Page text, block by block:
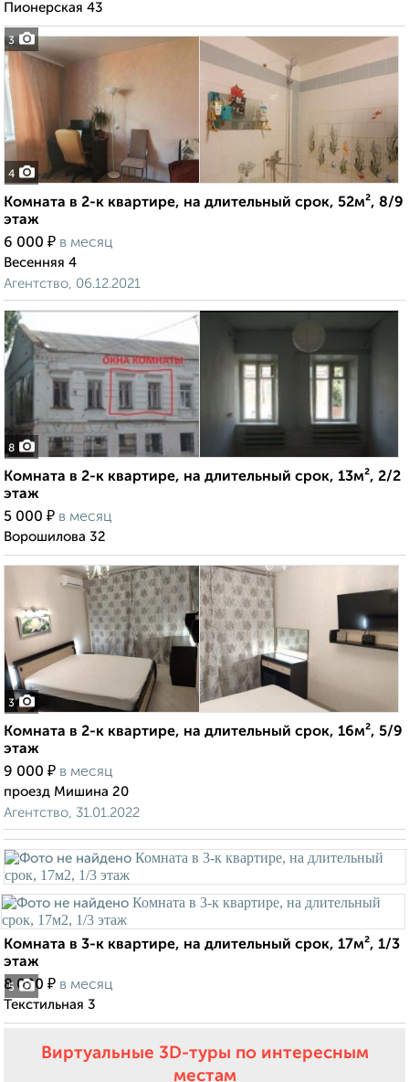
3
Пионерская 43
4
Комната в 2-к квартире, на длительный срок, 52м², 8/9
этаж
6 000 ₽ в месяц
Весенняя 4
Агентство, 06.12.2021
8
Комната в 2-к квартире, на длительный срок, 13м², 2/2
этаж
5 000 ₽ в месяц
Ворошилова 32
3
Комната в 2-к квартире, на длительный срок, 16м², 5/9
этаж
9 000 ₽ в месяц
проезд Мишина 20
Агентство, 31.01.2022
5
Комната в 3-к квартире, на длительный срок, 17м², 1/3
этаж
8 000 ₽ в месяц
Текстильная 3
Виртуальные 3D-туры по интересным
местам